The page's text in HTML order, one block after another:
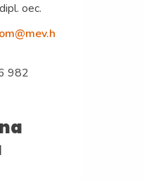
oec.
982